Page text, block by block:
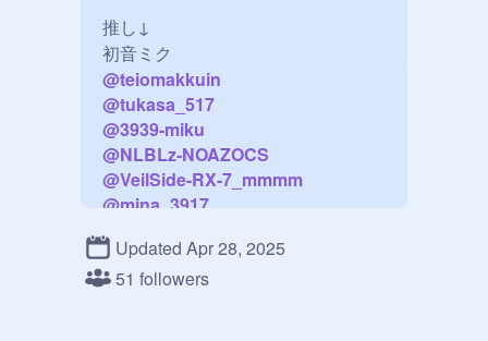
推し↓
@teiomakkuin
@tukasa_517
@3939-miku
@NLBLz-NOAZOCS
@VeilSide-RX-7_mmmm
@mina_3917
@
巡音ルカ
Updated Apr 28, 2025
51 followers